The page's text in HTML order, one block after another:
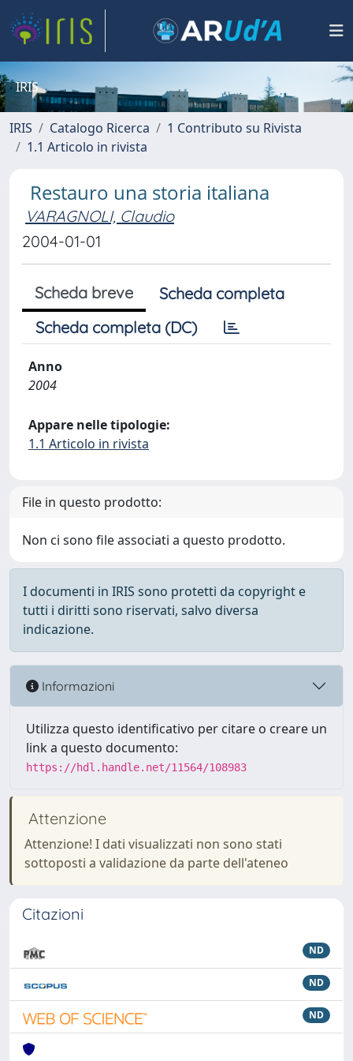
IRIS
IRIS Catalogo Ricerca
1 Contributo su Rivista
1.1 Articolo in rivista
Restauro una storia italiana
VARAGNOLI, Claudio
2004-01-01
Scheda breve
Scheda completa
Scheda completa (DC)
Anno
2004
Appare nelle tipologie:
1.1 Articolo in rivista
File in questo prodotto:
Non ci sono file associati a questo prodotto.
I documenti in IRIS sono protetti da copyright e
tutti i diritti sono riservati, salvo diversa
indicazione.
Informazioni
Utilizza questo identificativo per citare o creare un
link a questo documento:
https://hdl.handle.net/11564/108983
Attenzione
Attenzione! I dati visualizzati non sono stati
sottoposti a validazione da parte dell'ateneo
Citazioni
ND
ND
ND